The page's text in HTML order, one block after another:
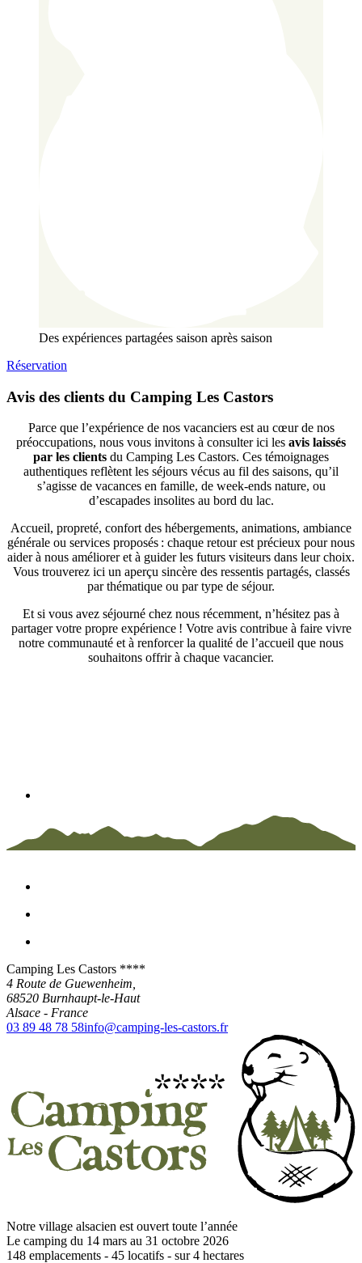
Des expériences partagées saison après saison
Réservation
Avis des clients du Camping Les Castors
Parce que l’expérience de nos vacanciers est au cœur de nos
préoccupations, nous vous invitons à consulter ici les avis laissés
par les clients du Camping Les Castors. Ces témoignages
authentiques reflètent les séjours vécus au fil des saisons, qu’il
s’agisse de vacances en famille, de week-ends nature, ou
d’escapades insolites au bord du lac.
Accueil, propreté, confort des hébergements, animations, ambiance
générale ou services proposés : chaque retour est précieux pour nous
aider à nous améliorer et à guider les futurs visiteurs dans leur choix.
Vous trouverez ici un aperçu sincère des ressentis partagés, classés
par thématique ou par type de séjour.
Et si vous avez séjourné chez nous récemment, n’hésitez pas à
partager votre propre expérience ! Votre avis contribue à faire vivre
notre communauté et à renforcer la qualité de l’accueil que nous
souhaitons offrir à chaque vacancier.
Camping Les Castors ****
4 Route de Guewenheim,
68520 Burnhaupt-le-Haut
Alsace - France
03 89 48 78 58info@camping-les-castors.fr
Notre village alsacien est ouvert toute l’année
Le camping du 14 mars au 31 octobre 2026
148 emplacements - 45 locatifs - sur4 hectares